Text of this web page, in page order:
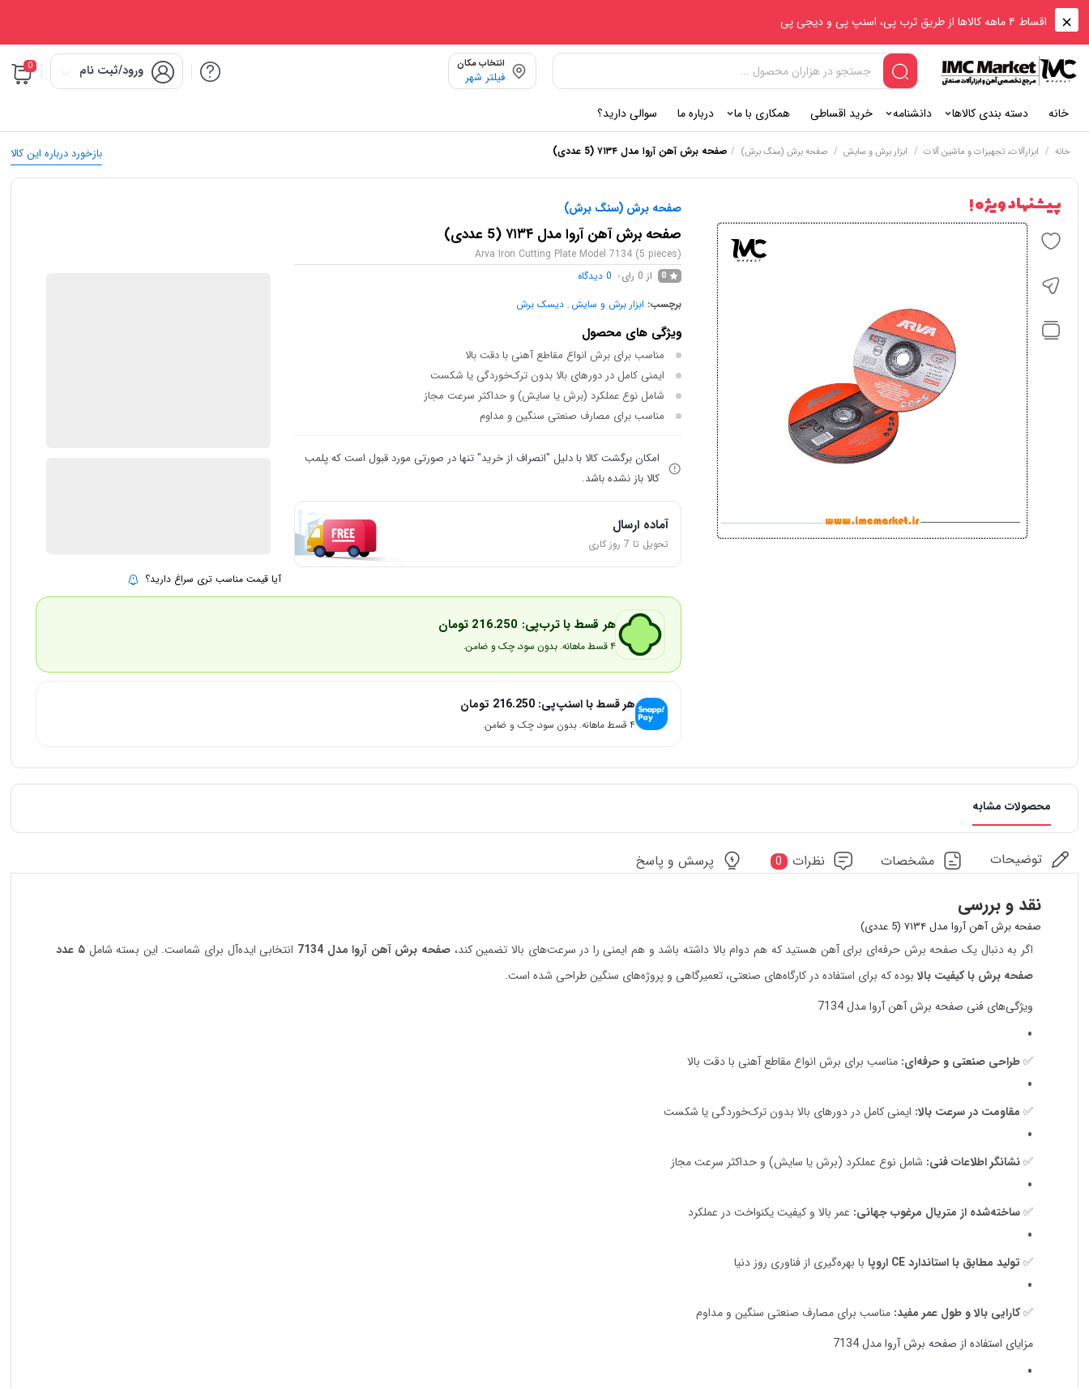
اقساط ۴ ماهه کالاها از طریق ترب پی، اسنپ پی و دیجی پی
انتخاب مکان
فیلتر شهر ورود/ثبت نام 0
خانه دسته بندی کالاها دانشنامه خرید اقساطی همکاری با ما درباره ما سوالی دارید؟
بازخورد درباره این کالا خانه / ابزارآلات، تجهیزات و ماشین آلات / ابزار برش و سایش / صفحه برش (سنگ برش) / صفحه برش آهن آروا مدل ۷۱۳۴ (5 عددی)
پیشنهاد ویژه ! صفحه برش (سنگ برش)
صفحه برش آهن آروا مدل ۷۱۳۴ (5 عددی)
Arva Iron Cutting Plate Model 7134 (5 pieces)
0 از 0 رای 0 دیدگاه
برچسب: ابزار برش و سایش ,دیسک برش
ویژگی های محصول
مناسب برای برش انواع مقاطع آهنی با دقت بالا
ایمنی کامل در دورهای بالا بدون ترک‌خوردگی یا شکست
شامل نوع عملکرد (برش یا سایش) و حداکثر سرعت مجاز
مناسب برای مصارف صنعتی سنگین و مداوم
امکان برگشت کالا با دلیل "انصراف از خرید" تنها در صورتی مورد قبول است که پلمب
کالا باز نشده باشد.
آماده ارسال
تحویل تا 7 روز کاری
آیا قیمت مناسب تری سراغ دارید؟
هر قسط با ترب‌پی: 216.250 تومان
۴ قسط ماهانه. بدون سود، چک و ضامن.
هر قسط با اسنپ‌پی:216.250 تومان
۴ قسط ماهانه. بدون سود، چک و ضامن.
محصولات مشابه
توضیحات مشخصات نظرات 0 پرسش و پاسخ
نقد و بررسی
صفحه برش آهن آروا مدل ۷۱۳۴ (5 عددی)
اگر به دنبال یک صفحه برش حرفه‌ای برای آهن هستید که هم دوام بالا داشته باشد و هم ایمنی را در سرعت‌های بالا تضمین کند، صفحه برش آهن آروا مدل 7134 انتخابی ایده‌آل برای شماست. این بسته شامل
۵ عدد
صفحه برش با کیفیت بالا بوده که برای استفاده در کارگاه‌های صنعتی، تعمیرگاهی و پروژه‌های سنگین طراحی شده است.
ویژگی‌های فنی صفحه برش آهن آروا مدل 7134
✅طراحی صنعتی و حرفه‌ای: مناسب برای برش انواع مقاطع آهنی با دقت بالا
✅ مقاومت در سرعت بالا: ایمنی کامل در دورهای بالا بدون ترک‌خوردگی یا شکست
✅نشانگر اطلاعات فنی: شامل نوع عملکرد (برش یا سایش) و حداکثر سرعت مجاز
✅ساخته‌شده از متریال مرغوب جهانی: عمر بالا و کیفیت یکنواخت در عملکرد
✅ تولید مطابق با استاندارد CE اروپا با بهره‌گیری از فناوری روز دنیا
✅کارایی بالا و طول عمر مفید: مناسب برای مصارف صنعتی سنگین و مداوم
مزایای استفاده از صفحه برش آروا مدل 7134